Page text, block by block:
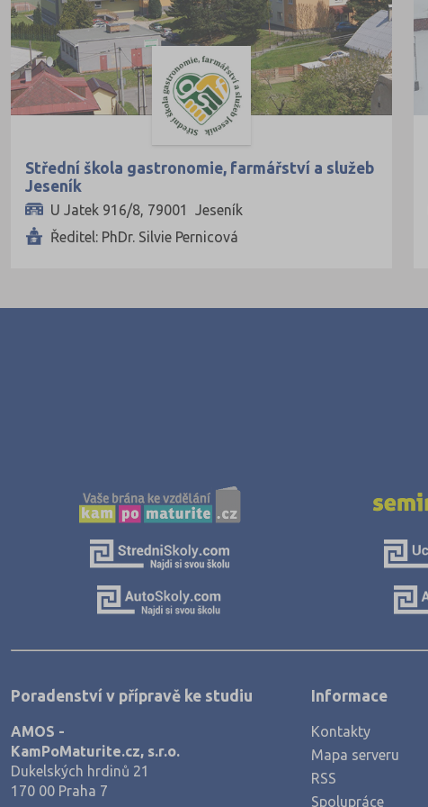
Služby
Přírodovědné a potravinářské obory
Ekologie a ochrana ŽP
Výroba a technologie potravin
Zemědělství a lesnictví
Veterinářství
Hotelnictví, turismus, gastronomie
Policejní a vojenské obory
Střední škola gastronomie, farmářství a služeb
Jeseník
U Jatek 916/8, 79001 Jeseník
Ředitel: PhDr. Silvie Pernicová
Poradenství v přípravě ke studiu
AMOS -
KamPoMaturite.cz, s.r.o.
Dukelských hrdinů 21
170 00 Praha 7
Informace
Kontakty
Mapa serveru
RSS
Spolupráce